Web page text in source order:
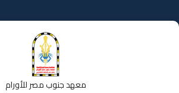
إلى
المحتوى
معهد جنوب مصر للأورام